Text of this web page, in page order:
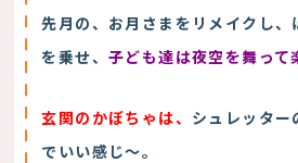
先月の、お月さまをリメイクし
を乗せ、子ども達は夜空を舞って
玄関のかぼちゃは、 シュレッター
でいい感じ～。